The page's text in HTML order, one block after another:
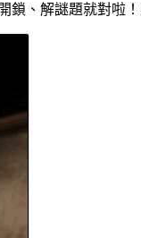
、解謎題就對啦